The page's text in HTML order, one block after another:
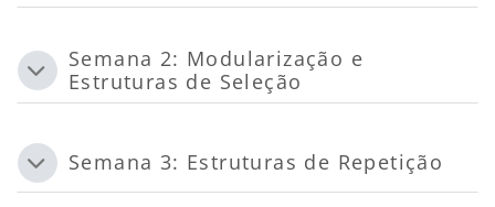
Contrair
Semana 2: Modularização e
Estruturas de Seleção
ContrairSemana 3: Estruturas de Repetição